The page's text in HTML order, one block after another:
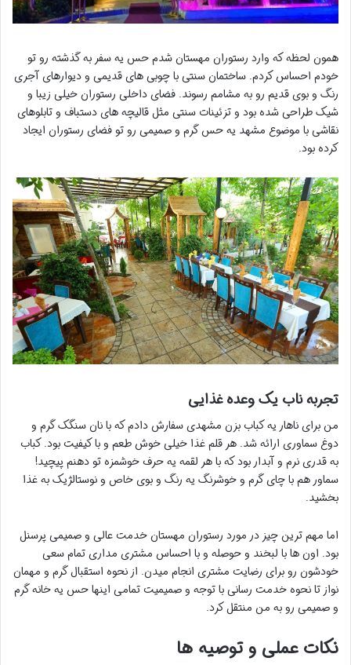
همون لحظه که وارد رستوران مهستان شدم حس یه سفر به گذشته رو تو
خودم احساس کردم. ساختمان سنتی با چوبی های قدیمی و دیوارهای آجری
رنگ و بوی قدیم رو به مشامم رسوند. فضای داخلی رستوران خیلی زیبا و
شیک طراحی شده بود و تزئینات سنتی مثل قالیچه های دستباف و تابلوهای
نقاشی با موضوع مشهد یه حس گرم و صمیمی رو تو فضای رستوران ایجاد
کرده بود.
تجربه ناب یک وعده غذایی
من برای ناهار یه کباب بزن مشهدی سفارش دادم که با نان سنگک گرم و
دوغ سماوری ارائه شد. هر قلم غذا خیلی خوش طعم و با کیفیت بود. کباب
به قدری نرم و آبدار بود که با هر لقمه یه حرف خوشمزه تو دهنم پیچید!
سماور هم با چای گرم و خوشرنگ یه رنگ و بوی خاص و نوستالژیک به غذا
بخشید.
اما مهم ترین چیز در مورد رستوران مهستان خدمت عالی و صمیمی پرسنل
بود. اون ها با لبخند و حوصله و با احساس مشتری مداری تمام سعی
خودشون رو برای رضایت مشتری انجام میدن. از نحوه استقبال گرم و مهمان
نواز تا نحوه خدمت رسانی با توجه و صمیمیت تمامی اینها حس یه خانه گرم
و صمیمی رو به من منتقل کرد.
نکات عملی و توصیه ها